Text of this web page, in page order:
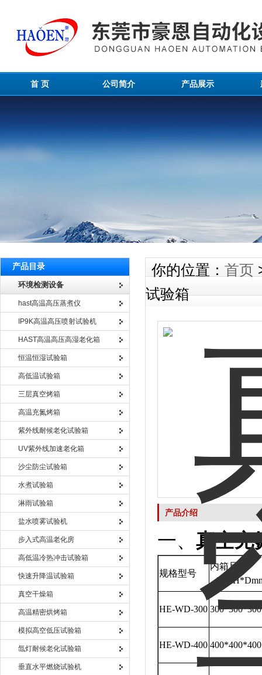
首 页 公司简介 产品展示
产品目录
环境检测设备
hast高温高压蒸煮仪
IP9K高温高压喷射试验机
HAST高温高压高湿老化箱
恒温恒湿试验箱
高低温试验箱
三层真空烤箱
高温充氮烤箱
紫外线耐候老化试验箱
UV紫外线加速老化箱
沙尘防尘试验箱
水煮试验箱
淋雨试验箱
盐水喷雾试验机
步入式高温老化房
高低温冷热冲击试验箱
快速升降温试验箱
真空干燥箱
高温精密烘烤箱
模拟高空低压试验箱
氙灯耐候老化试验箱
垂直水平燃烧试验机
你的位置： 首页
试验箱
产品介绍
一、 真空充
规格型号
内箱尺寸
（
HE-WD-300 300*300*300
HE-WD-400 400*400*400